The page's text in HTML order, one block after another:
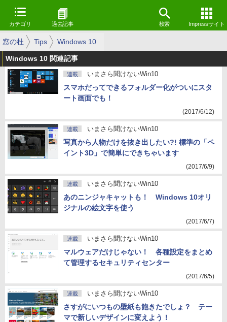
カテゴリ 過去記事 検索 Impressサイト
窓の杜 Tips Windows 10
Windows 10 関連記事
連載 いまさら聞けないWin10
スマホだってできるフォルダー化がついにスタ
ート画面でも！
(2017/6/12)
連載 いまさら聞けないWin10
写真から人物だけを抜き出したい?! 標準の「ペ
イント3D」で簡単にできちゃいます
(2017/6/9)
連載 いまさら聞けないWin10
あのニンジャキャットも！ Windows 10オリ
ジナルの絵文字を使う
(2017/6/7)
連載 いまさら聞けないWin10
マルウェアだけじゃない！ 各種設定をまとめ
て管理するセキュリティセンター
(2017/6/5)
連載 いまさら聞けないWin10
さすがにいつもの壁紙も飽きたでしょ？ テー
マで新しいデザインに変えよう！